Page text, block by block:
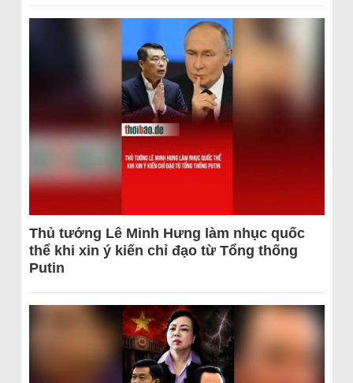
Thủ tướng Lê Minh Hưng làm nhục quốc
thể khi xin ý kiến chỉ đạo từ Tổng thống
Putin